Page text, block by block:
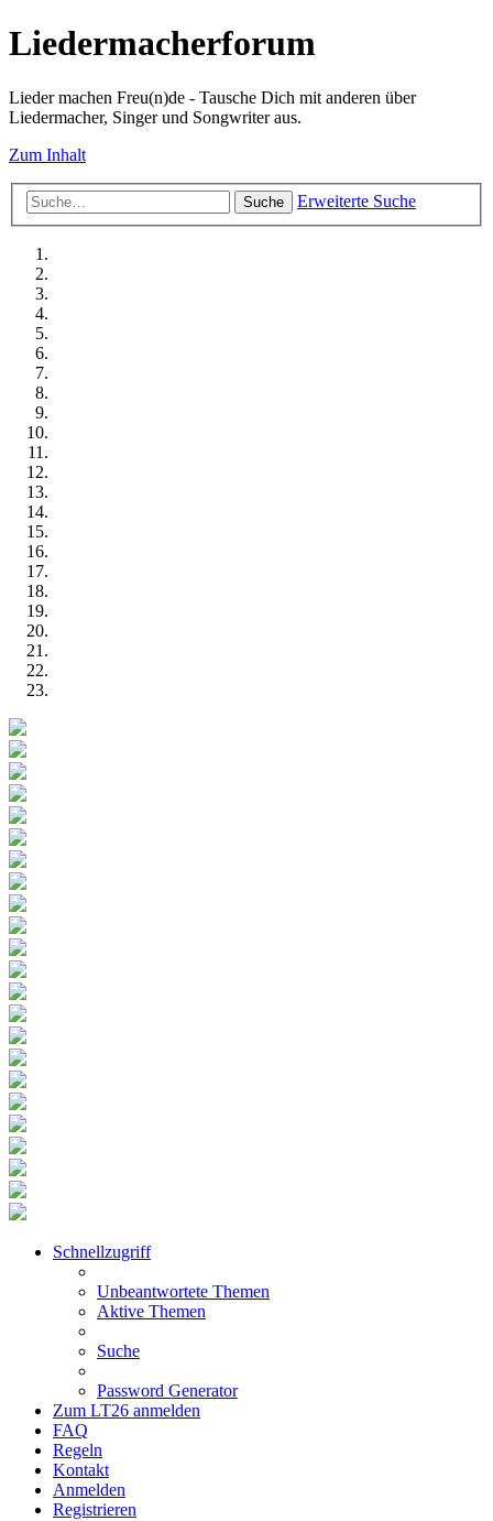
Liedermacherforum
Lieder machen Freu(n)de - Tausche Dich mit anderen über
Liedermacher, Singer und Songwriter aus.
Zum Inhalt
Suche Erweiterte Suche
Schnellzugriff
Unbeantwortete Themen
Aktive Themen
Suche
Password Generator
Zum LT26 anmelden
FAQ
Regeln
Kontakt
Anmelden
Registrieren